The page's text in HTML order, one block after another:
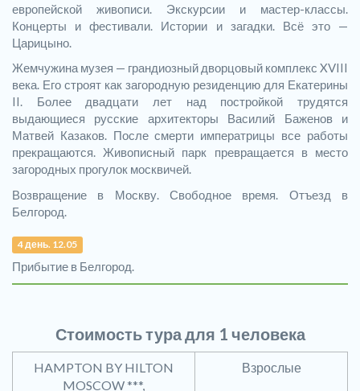
европейской живописи. Экскурсии и мастер-классы.
Концерты и фестивали. Истории и загадки. Всё это —
Царицыно.
Жемчужина музея — грандиозный дворцовый комплекс XVIII
века. Его строят как загородную резиденцию для Екатерины
II. Более двадцати лет над постройкой трудятся
выдающиеся русские архитекторы Василий Баженов и
Матвей Казаков. После смерти императрицы все работы
прекращаются. Живописный парк превращается в место
загородных прогулок москвичей.
Возвращение в Москву. Свободное время. Отъезд в
Белгород.
4 день. 12.05
Прибытие в Белгород.
Стоимость тура для 1 человека
HAMPTON BY HILTON
MOSCOW ***,
Взрослые